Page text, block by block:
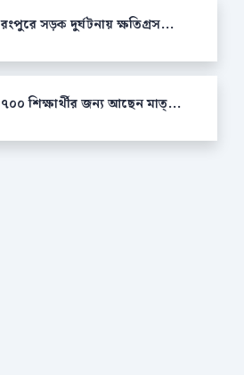
রংপুরে সড়ক দুর্ঘটনায় ক্ষতিগ্রস...
৭০০ শিক্ষার্থীর জন্য আছেন মাত্...